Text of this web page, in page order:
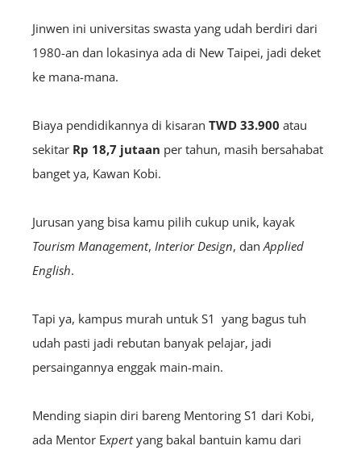
Jinwen ini universitas swasta yang udah berdiri dari
1980-an dan lokasinya ada di New Taipei, jadi deket
ke mana-mana.
Biaya pendidikannya di kisaran TWD 33.900 atau
sekitar Rp 18,7 jutaan per tahun, masih bersahabat
banget ya, Kawan Kobi.
Jurusan yang bisa kamu pilih cukup unik, kayak
Tourism Management, Interior Design, dan Applied
English.
Tapi ya, kampus murah untuk S1 yang bagus tuh
udah pasti jadi rebutan banyak pelajar, jadi
persaingannya enggak main-main.
Mending siapin diri bareng Mentoring S1 dari Kobi,
ada Mentor Expertyang bakal bantuin kamu dari